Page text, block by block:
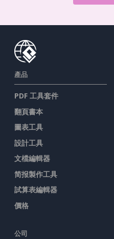
產品
PDF 工具套件
翻頁書本
圖表工具
設計工具
文檔編輯器
简报製作工具
試算表編輯器
價格
公司